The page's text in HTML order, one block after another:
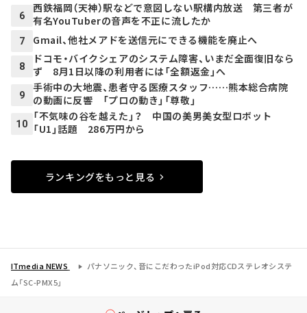
6
西鉄福岡（天神）駅などで意図しない駅構内放送 第三者が
有名YouTuberの音声を不正に流したか
7 Gmail、他社メアドを送信元にできる機能を廃止へ
8
ドコモ・バイクシェアのシステム障害、いまだ全面復旧なら
ず 8月1日以降の利用者には「全額返金」へ
9
手術中の大地震、患者守る医療スタッフ……熊本総合病院
の動画に反響 「プロの動き」「尊敬」
10
「不気味の谷を越えた」？ 中国の美男美女型ロボット
「U1」話題 286万円から
ランキングをもっと見る
ITmedia NEWS
パナソニック、音にこだわったiPod対応CDステレオシステ
ム「SC-PMX5」